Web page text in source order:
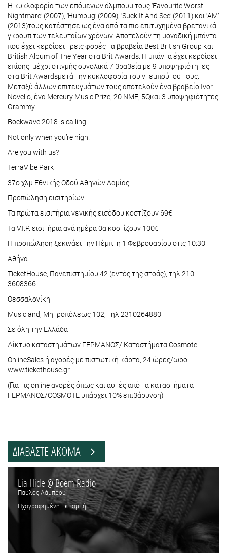
Η κυκλοφορία των επόμενων άλμπουμ τους ‘Favourite Worst
Nightmare’ (2007), ‘Humbug’ (2009), ‘Suck It And See’ (2011) και ‘AM’
(2013)τους κατέστησε ως ένα από τα πιο επιτυχημένα βρετανικά
γκρουπ των τελευταίων χρόνων. Αποτελούν τη μοναδική μπάντα
που έχει κερδίσει τρεις φορές τα βραβεία Best British Group και
British Album of The Year στα Brit Awards. Η μπάντα έχει κερδίσει
επίσης μέχρι στιγμής συνολικά 7 βραβεία με 9 υποψηφιότητες
στα Brit Awardsμετά την κυκλοφορία του ντεμπούτου τους.
Μεταξύ άλλων επιτευγμάτων τους αποτελούν ένα βραβείο Ivor
Novello, ένα Mercury Music Prize, 20 NME, 5Qκαι 3 υποψηφιότητες
Grammy.
Rockwave 2018 is calling!
Not only when you’re high!
Are you with us?
TerraVibe Park
37ο χλμ Εθνικής Οδού Αθηνών Λαμίας
Προπώληση εισιτηρίων:
Τα πρώτα εισιτήρια γενικής εισόδου κοστίζουν 69€
Τα V.I.P. εισιτήρια ανά ημέρα θα κοστίζουν 100€
Η προπώληση ξεκινάει την Πέμπτη 1 Φεβρουαρίου στις 10:30
Αθήνα
TicketHouse, Πανεπιστημίου 42 (εντός της στοάς), τηλ.210
3608366
Θεσσαλονίκη
Μusicland, Μητροπόλεως 102, τηλ 2310264880
Σε όλη την Ελλάδα
Δίκτυο καταστημάτων ΓΕΡΜΑΝΟΣ/ Καταστήματα Cosmote
OnlineSales ή αγορές με πιστωτική κάρτα, 24 ώρες/ωρο:
www.tickethouse.gr
(Για τις online αγορές όπως και αυτές από τα καταστήματα
ΓΕΡΜΑΝΟΣ/COSMOTE υπάρχει 10% επιβάρυνση)
ΔΙΑΒΑΣΤΕ ΑΚΟΜΑ
Lia Hide @ Boem Radio
Παύλος Λάμπρου
Ηχογραφημένη Εκπομπή